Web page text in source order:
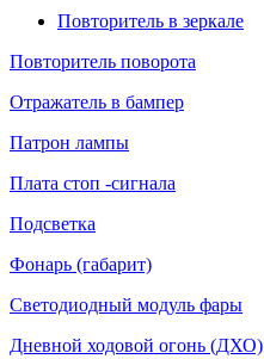
Повторитель в зеркале
Повторитель поворота
Отражатель в бампер
Патрон лампы
Плата стоп -сигнала
Подсветка
Фонарь (габарит)
Светодиодный модуль фары
Дневной ходовой огонь (ДХО)